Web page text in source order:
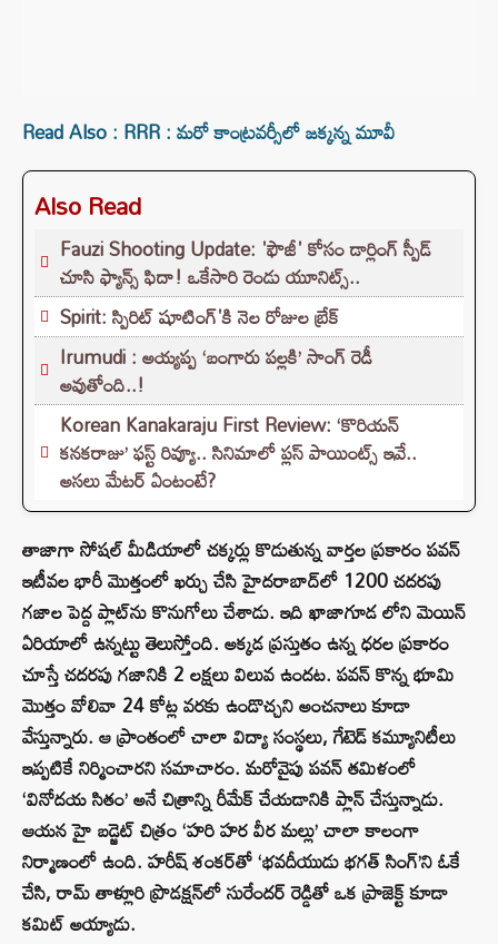
Read Also : RRR : మరో కాంట్రవర్సీలో జక్కన్న మూవీ
Also Read
Fauzi Shooting Update: 'ఫౌజీ' కోసం డార్లింగ్ స్పీడ్
చూసి ఫ్యాన్స్ ఫిదా! ఒకేసారి రెండు యూనిట్స్..
Spirit: స్పిరిట్ షూటింగ్'కి నెల రోజుల బ్రేక్
Irumudi : అయ్యప్ప ‘బంగారు పల్లకి’ సాంగ్ రెడీ
అవుతోంది..!
Korean Kanakaraju First Review: ‘కొరియన్
కనకరాజు’ ఫస్ట్ రివ్యూ.. సినిమాలో ప్లస్ పాయింట్స్ ఇవే..
అసలు మేటర్ ఏంటంటే?
తాజాగా సోషల్ మీడియాలో చక్కర్లు కొడుతున్న వార్తల ప్రకారం పవన్
ఇటీవల భారీ మొత్తంలో ఖర్చు చేసి హైదరాబాద్‌లో 1200 చదరపు
గజాల పెద్ద ప్లాట్‌ను కొనుగోలు చేశాడు. ఇది ఖాజాగూడ లోని మెయిన్
ఏరియాలో ఉన్నట్టు తెలుస్తోంది. అక్కడ ప్రస్తుతం ఉన్న ధరల ప్రకారం
చూస్తే చదరపు గజానికి 2 లక్షలు విలువ ఉందట. పవన్ కొన్న భూమి
మొత్తం వోలివా 24 కోట్ల వరకు ఉండొచ్చని అంచనాలు కూడా
వేస్తున్నారు. ఆ ప్రాంతంలో చాలా విద్యా సంస్థలు, గేటెడ్ కమ్యూనిటీలు
ఇప్పటికే నిర్మించారని సమాచారం. మరోవైపు పవన్ తమిళంలో
‘వినోదయ సితం’ అనే చిత్రాన్ని రీమేక్ చేయడానికి ప్లాన్ చేస్తున్నాడు.
ఆయన హై బడ్జెట్ చిత్రం ‘హరి హర వీర మల్లు’ చాలా కాలంగా
నిర్మాణంలో ఉంది. హరీష్ శంకర్‌తో ‘భవదీయుడు భగత్ సింగ్’ని ఓకే
చేసి, రామ్ తాళ్లూరి ప్రొడక్షన్‌లో సురేందర్ రెడ్డితో ఒక ప్రాజెక్ట్ కూడా
కమిట్ అయ్యాడు.